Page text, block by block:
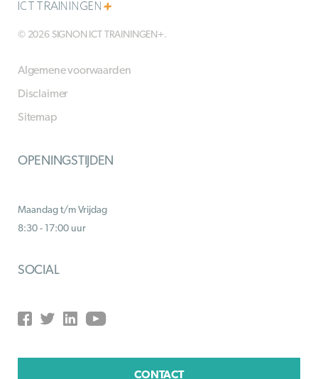
© 2026 SIGNON ICT TRAININGEN+.
Algemene voorwaarden
Disclaimer
Sitemap
OPENINGSTIJDEN
Maandag t/m Vrijdag
8:30 - 17:00 uur
SOCIAL
CONTACT